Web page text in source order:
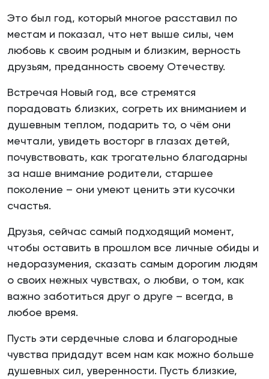
Это был год, который многое расставил по
местам и показал, что нет выше силы, чем
любовь к своим родным и близким, верность
друзьям, преданность своему Отечеству.
Встречая Новый год, все стремятся
порадовать близких, согреть их вниманием и
душевным теплом, подарить то, о чём они
мечтали, увидеть восторг в глазах детей,
почувствовать, как трогательно благодарны
за наше внимание родители, старшее
поколение – они умеют ценить эти кусочки
счастья.
Друзья, сейчас самый подходящий момент,
чтобы оставить в прошлом все личные обиды и
недоразумения, сказать самым дорогим людям
о своих нежных чувствах, о любви, о том, как
важно заботиться друг о друге – всегда, в
любое время.
Пусть эти сердечные слова и благородные
чувства придадут всем нам как можно больше
душевных сил, уверенности. Пусть близкие,